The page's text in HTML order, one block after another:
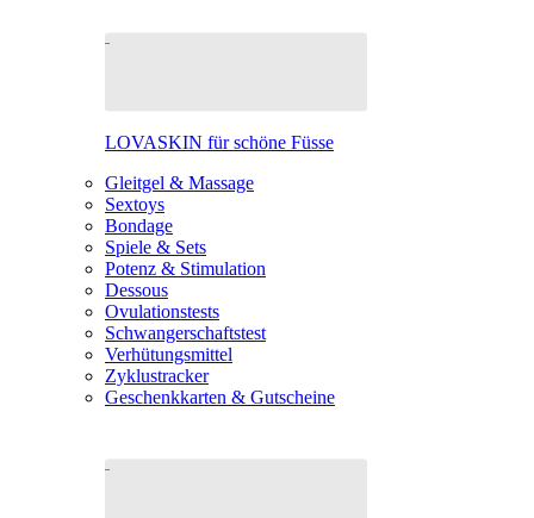
LOVASKIN für schöne Füsse
Gleitgel & Massage
Sextoys
Bondage
Spiele & Sets
Potenz & Stimulation
Dessous
Ovulationstests
Schwangerschaftstest
Verhütungsmittel
Zyklustracker
Geschenkkarten & Gutscheine